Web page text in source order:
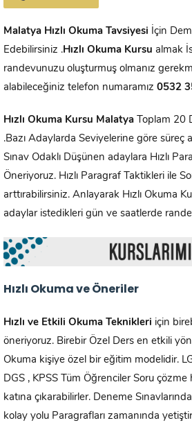
Malatya Hızlı Okuma Tavsiyesi İçin
Edebilirsiniz .Hızlı Okuma Kursu almak
randevunuzu oluşturmuş olmanız
alabileceğiniz telefon numaramız 0532
Hızlı Okuma Kursu Malatya Toplam 20
.Bazı Adaylarda Seviyelerine göre süreç
Sınav Odaklı Düşünen adaylara Hızlı
Öneriyoruz. Hızlı Paragraf Taktikleri ile
arttırabilirsiniz. Anlayarak Hızlı Okuma
adaylar istedikleri gün ve saatlerde
Hızlı Okuma ve Öneriler
Hızlı ve Etkili Okuma Teknikleri için
öneriyoruz. Birebir Özel Ders en etkili
Okuma kişiye özel bir eğitim modelidir.
DGS , KPSS Tüm Öğrenciler Soru çözme
katına çıkarabilirler. Deneme
kolay yolu Paragrafları zamanında